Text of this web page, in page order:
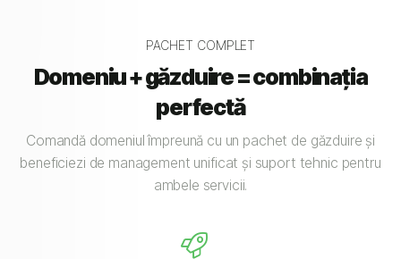
PACHET COMPLET
Domeniu + găzduire = combinația
perfectă
Comandă domeniul împreună cu un pachet de găzduire și
beneficiezi de management unificat și suport tehnic pentru
ambele servicii.